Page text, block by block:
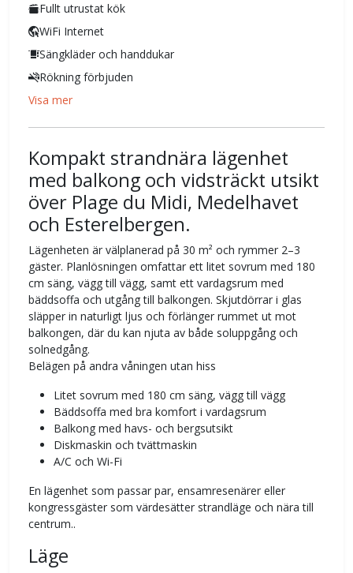
Fullt utrustat kök
WiFi Internet
Sängkläder och handdukar
Rökning förbjuden
Visa mer
Kompakt strandnära lägenhet
med balkong och vidsträckt utsikt
över Plage du Midi, Medelhavet
och Esterelbergen.
Lägenheten är välplanerad på 30 m² och rymmer 2–3
gäster. Planlösningen omfattar ett litet sovrum med 180
cm säng, vägg till vägg, samt ett vardagsrum med
bäddsoffa och utgång till balkongen. Skjutdörrar i glas
släpper in naturligt ljus och förlänger rummet ut mot
balkongen, där du kan njuta av både soluppgång och
solnedgång.
Belägen på andra våningen utan hiss
Litet sovrum med 180 cm säng, vägg till vägg
Bäddsoffa med bra komfort i vardagsrum
Balkong med havs- och bergsutsikt
Diskmaskin och tvättmaskin
A/C och Wi-Fi
En lägenhet som passar par, ensamresenärer eller
kongressgäster som värdesätter strandläge och nära till
centrum..
Läge